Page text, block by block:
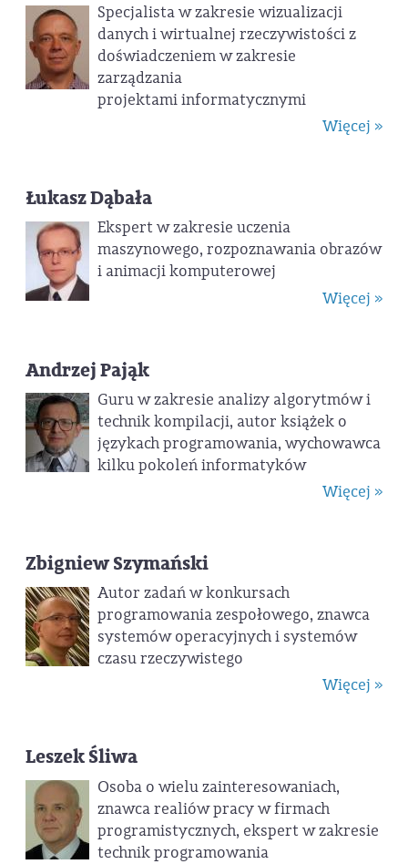
Specjalista w zakresie wizualizacji
danych i wirtualnej rzeczywistości z
doświadczeniem w zakresie
zarządzania
projektami informatycznymi
Więcej »
Łukasz Dąbała
Ekspert w zakresie uczenia
maszynowego, rozpoznawania obrazów
i animacji komputerowej
Więcej »
Andrzej Pająk
Guru w zakresie analizy algorytmów i
technik kompilacji, autor książek o
językach programowania, wychowawca
kilku pokoleń informatyków
Więcej »
Zbigniew Szymański
Autor zadań w konkursach
programowania zespołowego, znawca
systemów operacyjnych i systemów
czasu rzeczywistego
Więcej »
Leszek Śliwa
Osoba o wielu zainteresowaniach,
znawca realiów pracy w firmach
programistycznych, ekspert w zakresie
technik programowania